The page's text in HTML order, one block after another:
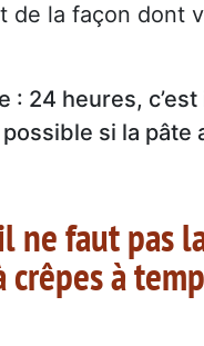
de la façon dont
: 24 heures,
possible si la pâte
ne faut pas
crêpes à